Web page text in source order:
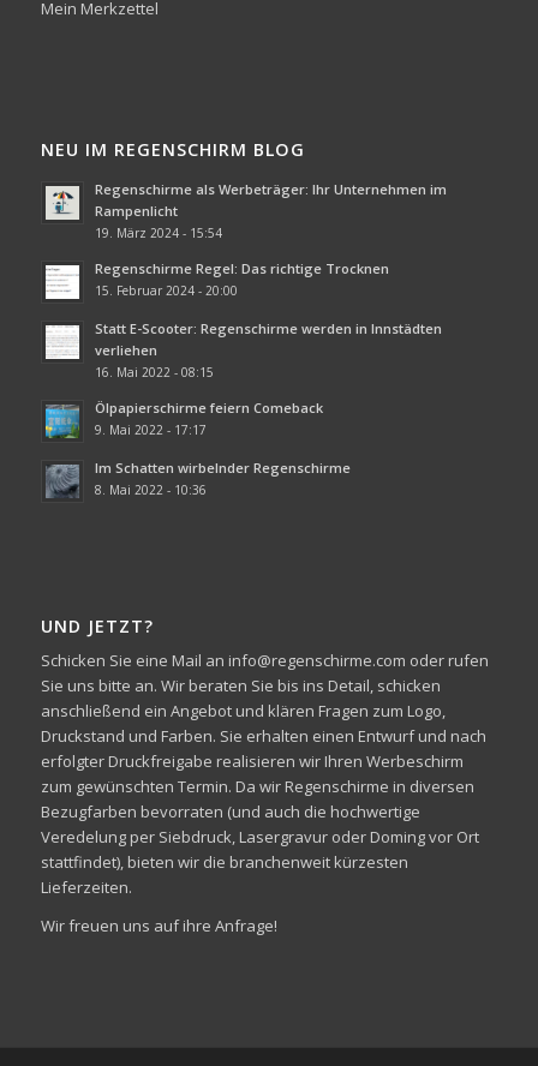
Mein Merkzettel
NEU IM REGENSCHIRM BLOG
Regenschirme als Werbeträger: Ihr Unternehmen im
Rampenlicht
19. März 2024 - 15:54
Regenschirme Regel: Das richtige Trocknen
15. Februar 2024 - 20:00
Statt E-Scooter: Regenschirme werden in Innstädten
verliehen
16. Mai 2022 - 08:15
Ölpapierschirme feiern Comeback
9. Mai 2022 - 17:17
Im Schatten wirbelnder Regenschirme
8. Mai 2022 - 10:36
UND JETZT?
Schicken Sie eine Mail an info@regenschirme.com oder rufen
Sie uns bitte an. Wir beraten Sie bis ins Detail, schicken
anschließend ein Angebot und klären Fragen zum Logo,
Druckstand und Farben. Sie erhalten einen Entwurf und nach
erfolgter Druckfreigabe realisieren wir Ihren Werbeschirm
zum gewünschten Termin. Da wir Regenschirme in diversen
Bezugfarben bevorraten (und auch die hochwertige
Veredelung per Siebdruck, Lasergravur oder Doming vor Ort
stattfindet), bieten wir die branchenweit kürzesten
Lieferzeiten.
Wir freuen uns auf ihre Anfrage!